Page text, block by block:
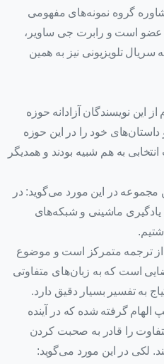
گروه نمونه‌های مفهومی
عضو است و رابرت جی ساویر،
تلویزیونی نیز به همین
این نویسندگان آزادانه حوزه
داستان‌های خود را در این حوزه
به هم شبیه بودند و همدیگر
مجموعه در این مورد می‌گوید: در
یادگیری ماشینی و شبکه‌های
ترجمه متمرکز است و موضوع
است که به زبان‌های متفاوتی
به تفسیر بسیار دقیق دارد.
گرفته شده که در آینده
را قادر به صحبت کردن
لکی در این مورد می‌گوید: